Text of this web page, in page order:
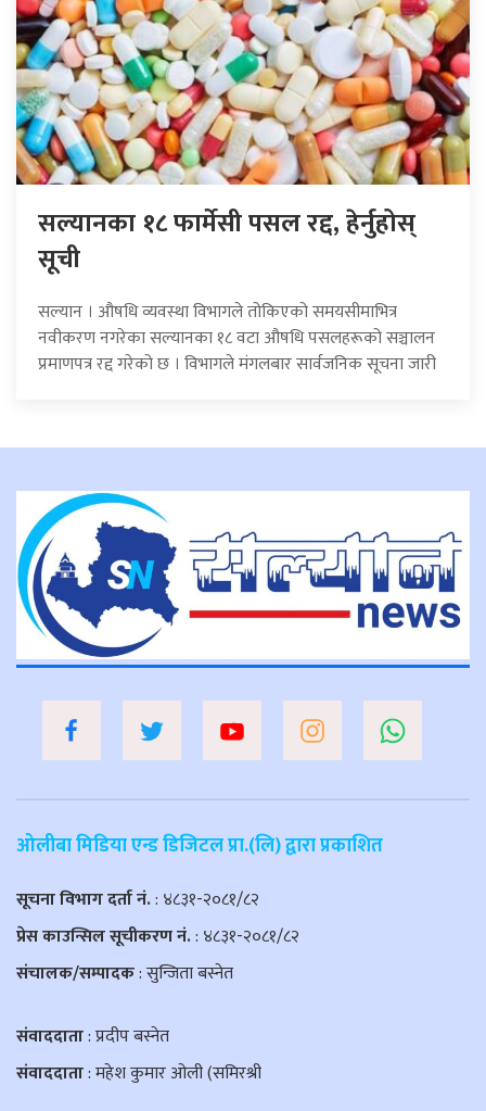
सल्यानका १८ फार्मेसी पसल रद्द, हेर्नुहोस्
सूची
सल्यान । औषधि व्यवस्था विभागले तोकिएको समयसीमाभित्र
नवीकरण नगरेका सल्यानका १८ वटा औषधि पसलहरूको सञ्चालन
प्रमाणपत्र रद्द गरेको छ । विभागले मंगलबार सार्वजनिक सूचना जारी
ओलीबा मिडिया एन्ड डिजिटल प्रा.(लि) द्वारा प्रकाशित
सूचना विभाग दर्ता नं.: ४८३१-२०८१/८२
प्रेस काउन्सिल सूचीकरण नं.: ४८३१-२०८१/८२
संचालक/सम्पादक: सुन्जिता बस्नेत
संवाददाता: प्रदीप बस्नेत
संवाददाता: महेश कुमार ओली (समिरश्री